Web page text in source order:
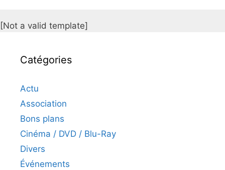
[Not a valid template]
Catégories
Actu
Association
Bons plans
Cinéma / DVD / Blu-Ray
Divers
Événements